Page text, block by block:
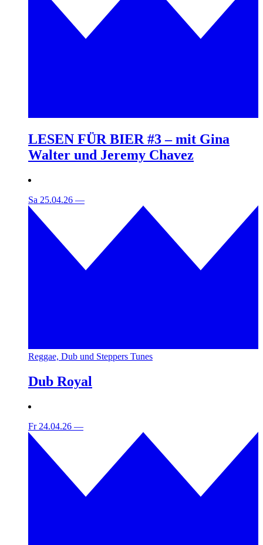
LESEN FÜR BIER #3 – mit Gina
Walter und Jeremy Chavez
Sa 25.04.26 —
Reggae, Dub und Steppers Tunes
Dub Royal
Fr 24.04.26 —